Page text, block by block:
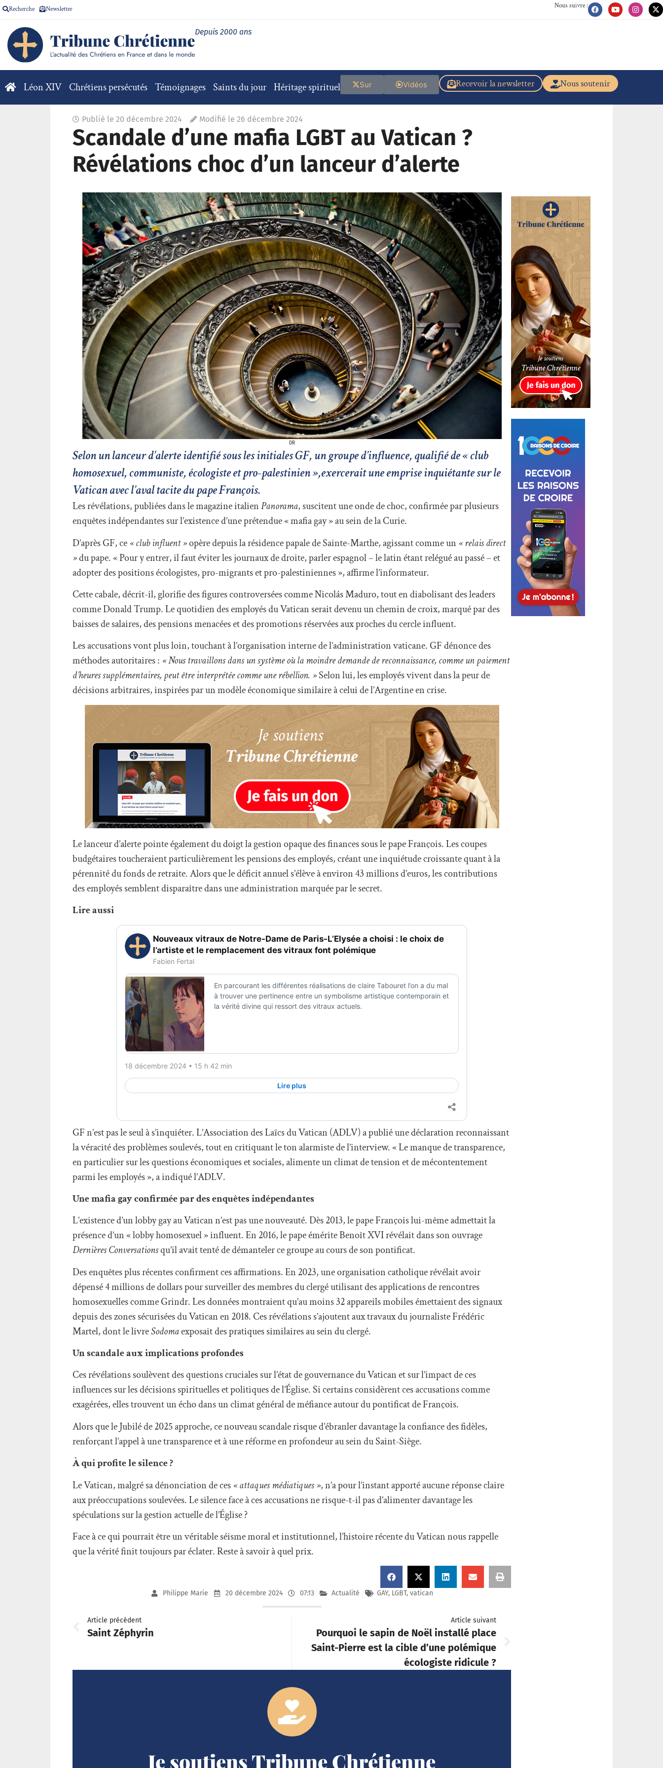
Recherche Newsletter Nous suivre :
Depuis 2000 ans
Léon XIV Chrétiens persécutés Témoignages Saints du jour Héritage spirituel Nous soutenir
Recevoir la newsletter
Vidéos
Sur
Publié le 20 décembre 2024 Modifié le 26 décembre 2024
Scandale d’une mafia LGBT au Vatican ?
Révélations choc d’un lanceur d’alerte
DR
Selon un lanceur d’alerte identifié sous les initiales GF, un groupe d’influence, qualifié de « club
homosexuel, communiste, écologiste et pro-palestinien »,exercerait une emprise inquiétante sur le
Vatican avec l’aval tacite du pape François.
Les révélations, publiées dans le magazine italienPanorama, suscitent une onde de choc, confirmée par plusieurs
enquêtes indépendantes sur l’existence d’une prétendue « mafia gay » au sein de la Curie.
D’après GF, ce« club influent »opère depuis la résidence papale de Sainte-Marthe, agissant comme un « relais direct
»du pape. « Pour y entrer, il faut éviter les journaux de droite, parler espagnol – le latin étant relégué au passé – et
adopter des positions écologistes, pro-migrants et pro-palestiniennes », affirme l’informateur.
Cette cabale, décrit-il, glorifie des figures controversées comme Nicolás Maduro, tout en diabolisant des leaders
comme Donald Trump. Le quotidien des employés du Vatican serait devenu un chemin de croix, marqué par des
baisses de salaires, des pensions menacées et des promotions réservées aux proches du cercle influent.
Les accusations vont plus loin, touchant à l’organisation interne de l’administration vaticane. GF dénonce des
méthodes autoritaires : « Nous travaillons dans un système où la moindre demande de reconnaissance, comme un paiement
d’heures supplémentaires, peut être interprétée comme une rébellion. »Selon lui, les employés vivent dans la peur de
décisions arbitraires, inspirées par un modèle économique similaire à celui de l’Argentine en crise.
Le lanceur d’alerte pointe également du doigt la gestion opaque des finances sous le pape François. Les coupes
budgétaires toucheraient particulièrement les pensions des employés, créant une inquiétude croissante quant à la
pérennité du fonds de retraite. Alors que le déficit annuel s’élève à environ 43 millions d’euros, les contributions
des employés semblent disparaître dans une administration marquée par le secret.
Lire aussi
GF n’est pas le seul à s’inquiéter. L’Association des Laïcs du Vatican (ADLV) a publié une déclaration reconnaissant
la véracité des problèmes soulevés, tout en critiquant le ton alarmiste de l’interview. « Le manque de transparence,
en particulier sur les questions économiques et sociales, alimente un climat de tension et de mécontentement
parmi les employés », a indiqué l’ADLV.
Une mafia gay confirmée par des enquêtes indépendantes
L’existence d’un lobby gay au Vatican n’est pas une nouveauté. Dès 2013, le pape François lui-même admettait la
présence d’un « lobby homosexuel » influent. En 2016, le pape émérite Benoît XVI révélait dans son ouvrage
Dernières Conversationsqu’il avait tenté de démanteler ce groupe au cours de son pontificat.
Des enquêtes plus récentes confirment ces affirmations. En 2023, une organisation catholique révélait avoir
dépensé 4 millions de dollars pour surveiller des membres du clergé utilisant des applications de rencontres
homosexuelles comme Grindr. Les données montraient qu’au moins 32 appareils mobiles émettaient des signaux
depuis des zones sécurisées du Vatican en 2018. Ces révélations s’ajoutent aux travaux du journaliste Frédéric
Martel, dont le livreSodomaexposait des pratiques similaires au sein du clergé.
Un scandale aux implications profondes
Ces révélations soulèvent des questions cruciales sur l’état de gouvernance du Vatican et sur l’impact de ces
influences sur les décisions spirituelles et politiques de l’Église. Si certains considèrent ces accusations comme
exagérées, elles trouvent un écho dans un climat général de méfiance autour du pontificat de François.
Alors que le Jubilé de 2025 approche, ce nouveau scandale risque d’ébranler davantage la confiance des fidèles,
renforçant l’appel à une transparence et à une réforme en profondeur au sein du Saint-Siège.
À qui profite le silence ?
Le Vatican, malgré sa dénonciation de ces« attaques médiatiques », n’a pour l’instant apporté aucune réponse claire
aux préoccupations soulevées. Le silence face à ces accusations ne risque-t-il pas d’alimenter davantage les
spéculations sur la gestion actuelle de l’Église ?
Face à ce qui pourrait être un véritable séisme moral et institutionnel, l’histoire récente du Vatican nous rappelle
que la vérité finit toujours par éclater. Reste à savoir à quel prix.
Philippe Marie 20 décembre 2024 07:13 Actualité GAY, LGBT, vatican
Article précédent
Saint Zéphyrin
Article suivant
Pourquoi le sapin de Noël installé place
Saint-Pierre est la cible d’une polémique
écologiste ridicule ?
Je soutiens Tribune Chrétienne